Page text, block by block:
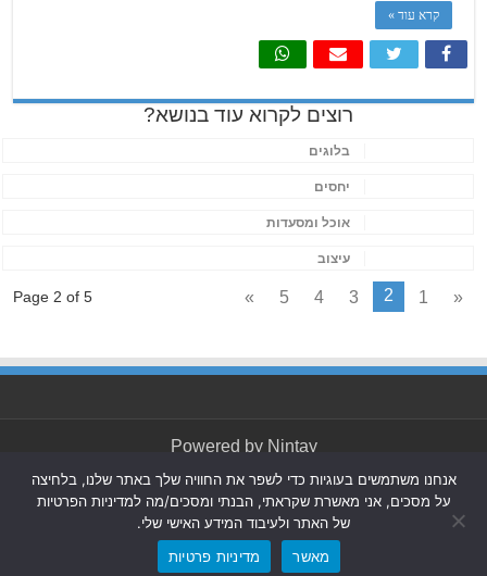
קרא עוד »
רוצים לקרוא עוד בנושא?
בלוגים
יחסים
אוכל ומסעדות
עיצוב
Page 2 of 5 «
1
2
3
4
5
»
Powered by Nintay
© כל הזכויות שמורות 2026, חולון בת ים-ניוז. הצהרת נגישות
חדשות בת ים-חולון|חדשות רמת גן-גבעתיים
אונו|תקנון אתר ומדיניות פרטיות
אנחנו משתמשים בעוגיות כדי לשפר את החוויה שלך באתר שלנו, בלחיצה
על מסכים, אני מאשרת שקראתי, הבנתי ומסכים/מה למדיניות הפרטיות
של האתר ולעיבוד המידע האישי שלי.
מאשר
מדיניות פרטיות